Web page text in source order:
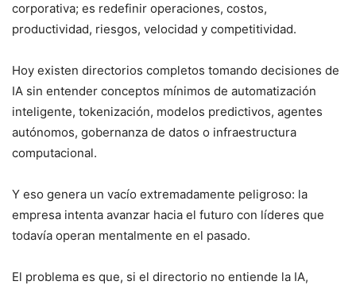
corporativa; es redefinir operaciones, costos,
productividad, riesgos, velocidad y competitividad.
Hoy existen directorios completos tomando decisiones de
IA sin entender conceptos mínimos de automatización
inteligente, tokenización, modelos predictivos, agentes
autónomos, gobernanza de datos o infraestructura
computacional.
Y eso genera un vacío extremadamente peligroso: la
empresa intenta avanzar hacia el futuro con líderes que
todavía operan mentalmente en el pasado.
El problema es que, si el directorio no entiende la IA,